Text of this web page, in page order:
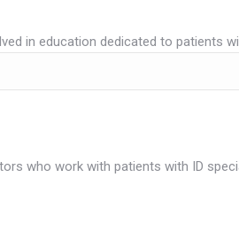
in education dedicated to patients
who work with patients with ID